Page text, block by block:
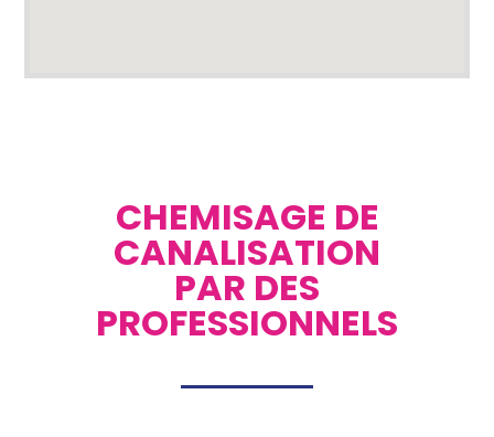
CHEMISAGE DE
CANALISATION
PAR DES
PROFESSIONNELS